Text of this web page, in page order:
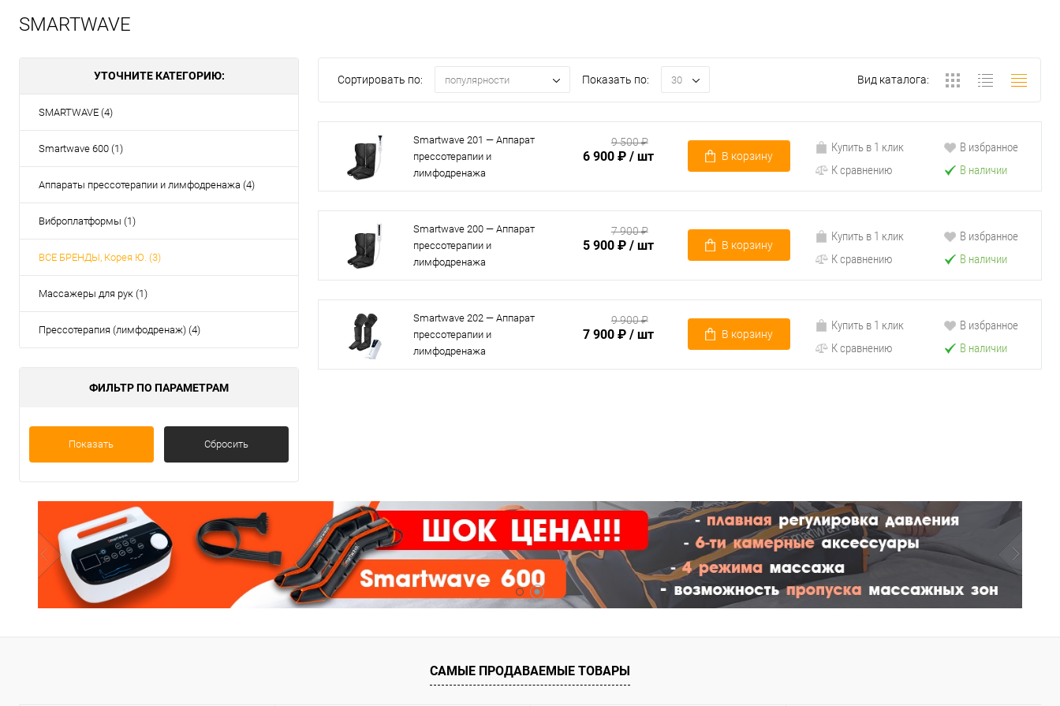
SMARTWAVE
УТОЧНИТЕ КАТЕГОРИЮ:
SMARTWAVE (4)
Smartwave 600 (1)
Аппараты прессотерапии и лимфодренажа (4)
Виброплатформы (1)
ВСЕ БРЕНДЫ, Корея Ю. (3)
Массажеры для рук (1)
Прессотерапия (лимфодренаж) (4)
ФИЛЬТР ПО ПАРАМЕТРАМ
Показать Сбросить
Сортировать по: популярности Показать по: 30 Вид каталога:
Smartwave 201 — Аппарат
прессотерапии и
лимфодренажа
6 900 ₽ / шт
9 500 ₽
В корзину
Купить в 1 клик
К сравнению
В избранное
В наличии
Smartwave 200 — Аппарат
прессотерапии и
лимфодренажа
5 900 ₽ / шт
7 900 ₽
В корзину
Купить в 1 клик
К сравнению
В избранное
В наличии
Smartwave 202 — Аппарат
прессотерапии и
лимфодренажа
7 900 ₽ / шт
9 900 ₽
В корзину
Купить в 1 клик
К сравнению
В избранное
В наличии
САМЫЕ ПРОДАВАЕМЫЕ ТОВАРЫ